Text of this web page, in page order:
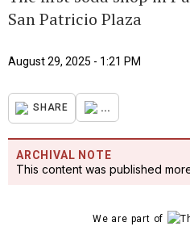
San Patricio Plaza
August 29, 2025 - 1:21 PM
SHARE ...
ARCHIVAL NOTE
This content was published
We are part of